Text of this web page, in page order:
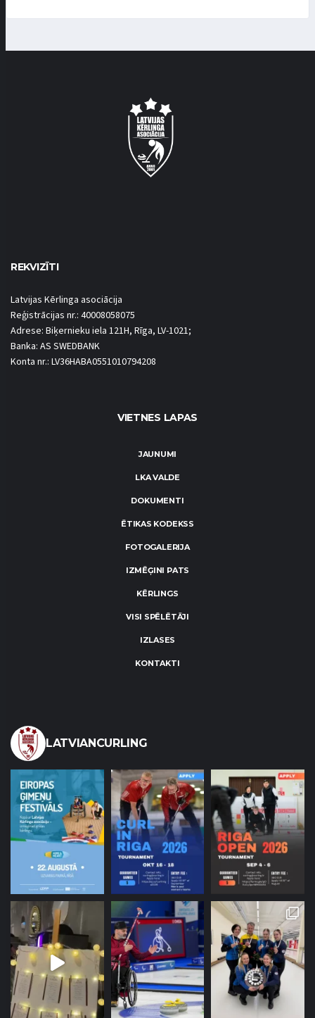
REKVIZĪTI
Latvijas Kērlinga asociācija
Reģistrācijas nr.: 40008058075
Adrese: Biķernieku iela 121H, Rīga, LV-1021;
Banka: AS SWEDBANK
Konta nr.: LV36HABA0551010794208
VIETNES LAPAS
JAUNUMI
LKA VALDE
DOKUMENTI
ĒTIKAS KODEKSS
FOTOGALERIJA
IZMĒĢINI PATS
KĒRLINGS
VISI SPĒLĒTĀJI
IZLASES
KONTAKTI
LATVIANCURLING